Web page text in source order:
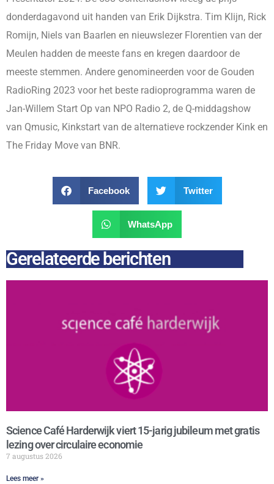
donderdagavond uit handen van Erik Dijkstra. Tim Klijn, Rick
Romijn, Niels van Baarlen en nieuwslezer Florentien van der
Meulen hadden de meeste fans en kregen daardoor de
meeste stemmen. Andere genomineerden voor de Gouden
RadioRing 2023 voor het beste radioprogramma waren de
Jan-Willem Start Op van NPO Radio 2, de Q-middagshow
van Qmusic, Kinkstart van de alternatieve rockzender Kink en
The Friday Move van BNR.
Facebook Twitter
WhatsApp
Gerelateerde berichten
Science Café Harderwijk viert 15-jarig jubileum met gratis
lezing over circulaire economie
7 augustus 2026
Lees meer »